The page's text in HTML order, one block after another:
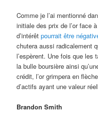
Comme je l’ai mentionné
initiale des prix de l’or face
d’intérêtpourrait être
chutera aussi radicalement
l’espèrent. Une fois que les
la bulle boursière ainsi
crédit, l’or grimpera en
d’actifs ayant une valeur
Brandon Smith